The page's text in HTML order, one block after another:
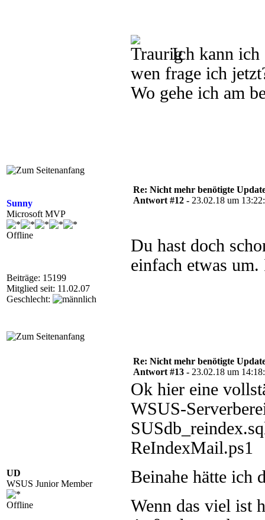
Ich kann ich
wen frage ich
Wo gehe ich am
Sunny
Microsoft MVP
Offline
Beiträge: 15199
Mitglied seit: 11.02.07
Geschlecht:
Re: Nicht mehr benötigte
Antwort #12 - 23.02.18 um
Du hast doch
einfach etwas
UD
WSUS Junior Member
Offline
Re: Nicht mehr benötigte
Antwort #13 - 23.02.18 um
Ok hier eine
WSUS-
ReIndexMail.ps1
Beinahe hätte ich
Wenn das viel ist